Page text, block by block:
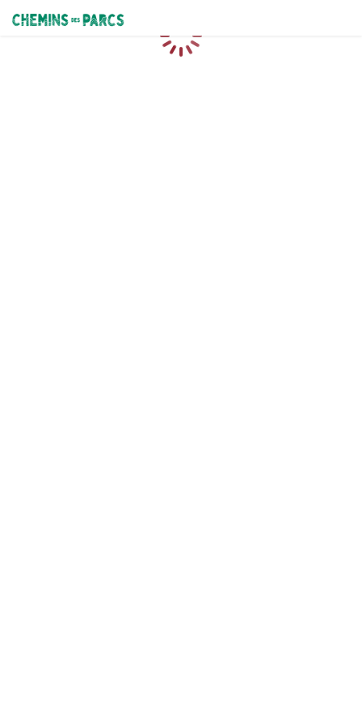
Chemins des Parcs
Caricamento